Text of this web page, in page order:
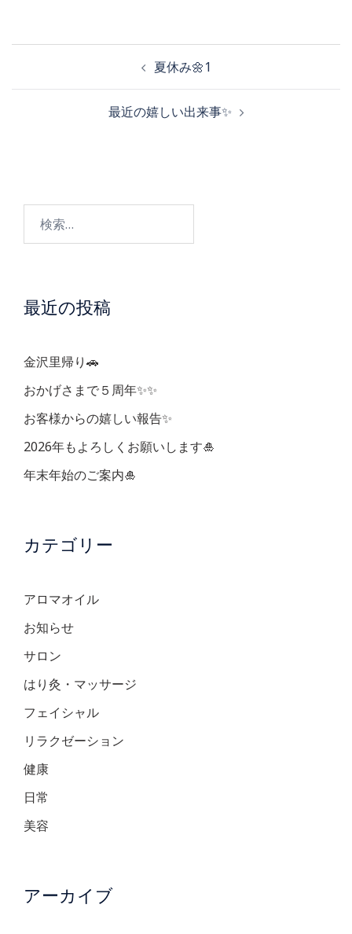
ゲ
シ
ョ
ン
夏休み🌼1
最近の嬉しい出来事✨
最近の投稿
金沢里帰り🚗
おかげさまで５周年✨✨
お客様からの嬉しい報告✨
2026年もよろしくお願いします🎍
年末年始のご案内🎍
カテゴリー
アロマオイル
お知らせ
サロン
はり灸・マッサージ
フェイシャル
リラクゼーション
健康
日常
美容
アーカイブ